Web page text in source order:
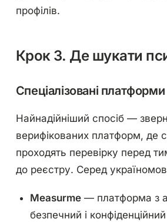
профілів.
Крок 3. Де шукати
Спеціалізовані платформи
Найнадійніший спосіб —
верифікованих платформ, де
проходять перевірку перед
до реєстру. Серед
Measurme— платформа з
безпечний і